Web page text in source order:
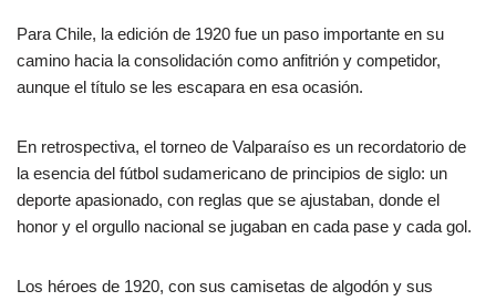
Para Chile, la edición de 1920 fue un paso importante en su
camino hacia la consolidación como anfitrión y competidor,
aunque el título se les escapara en esa ocasión.
En retrospectiva, el torneo de Valparaíso es un recordatorio de
la esencia del fútbol sudamericano de principios de siglo: un
deporte apasionado, con reglas que se ajustaban, donde el
honor y el orgullo nacional se jugaban en cada pase y cada gol.
Los héroes de 1920, con sus camisetas de algodón y sus